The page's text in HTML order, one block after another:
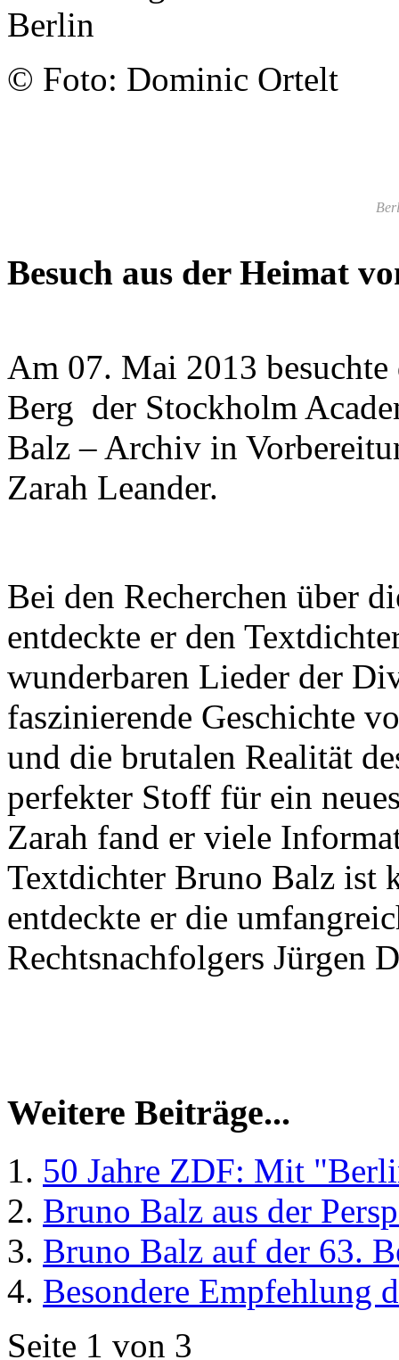
Berlin
© Foto: Dominic Ortelt
Besuch aus der Heimat
Am 07. Mai 2013 besuchte
Berg der Stockholm
Balz – Archiv in
Zarah Leander.
Bei den Recherchen über
entdeckte er den
wunderbaren Lieder der
faszinierende Geschichte
und die brutalen Realität
perfekter Stoff für ein
Zarah fand er viele
Textdichter Bruno Balz ist
entdeckte er die
Rechtsnachfolgers Jürgen
Weitere Beiträge...
50 Jahre ZDF: Mit
Bruno Balz aus der
Bruno Balz auf der 63.
Besondere Empfehlung
Seite 1 von 3